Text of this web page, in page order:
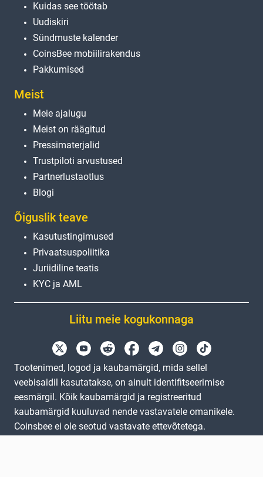
Kuidas see töötab
Uudiskiri
Sündmuste kalender
CoinsBee mobiilirakendus
Pakkumised
Meist
Meie ajalugu
Meist on räägitud
Pressimaterjalid
Trustpiloti arvustused
Partnerlustaotlus
Blogi
Õiguslik teave
Kasutustingimused
Privaatsuspoliitika
Juriidiline teatis
KYC ja AML
Liitu meie kogukonnaga
Tootenimed, logod ja kaubamärgid, mida sellel
veebisaidil kasutatakse, on ainult identifitseerimise
eesmärgil. Kõik kaubamärgid ja registreeritud
kaubamärgid kuuluvad nende vastavatele omanikele.
Coinsbee ei ole seotud vastavate ettevõtetega.